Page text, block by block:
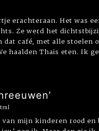
erachteraan. Het was
Ze werd het
café, met alle stoelen
haalden Thais eten. Ik
mijn kinderen rood en